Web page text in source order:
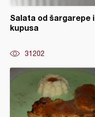
Salata od šargarepe i
kupusa
31202